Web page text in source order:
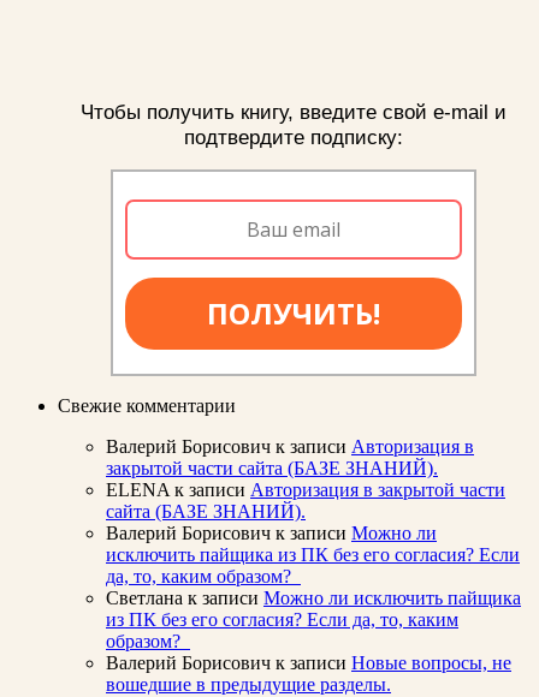
Чтобы получить книгу, введите свой e-mail и
подтвердите подписку:
ПОЛУЧИТЬ!
Свежие комментарии
Валерий Борисович к записи Авторизация в
закрытой части сайта (БАЗЕ ЗНАНИЙ).
ELENA к записи Авторизация в закрытой части
сайта (БАЗЕ ЗНАНИЙ).
Валерий Борисович к записи Можно ли
исключить пайщика из ПК без его согласия? Если
да, то, каким образом?
Светлана к записи Можно ли исключить пайщика
из ПК без его согласия? Если да, то, каким
образом?
Валерий Борисович к записи Новые вопросы, не
вошедшие в предыдущие разделы.